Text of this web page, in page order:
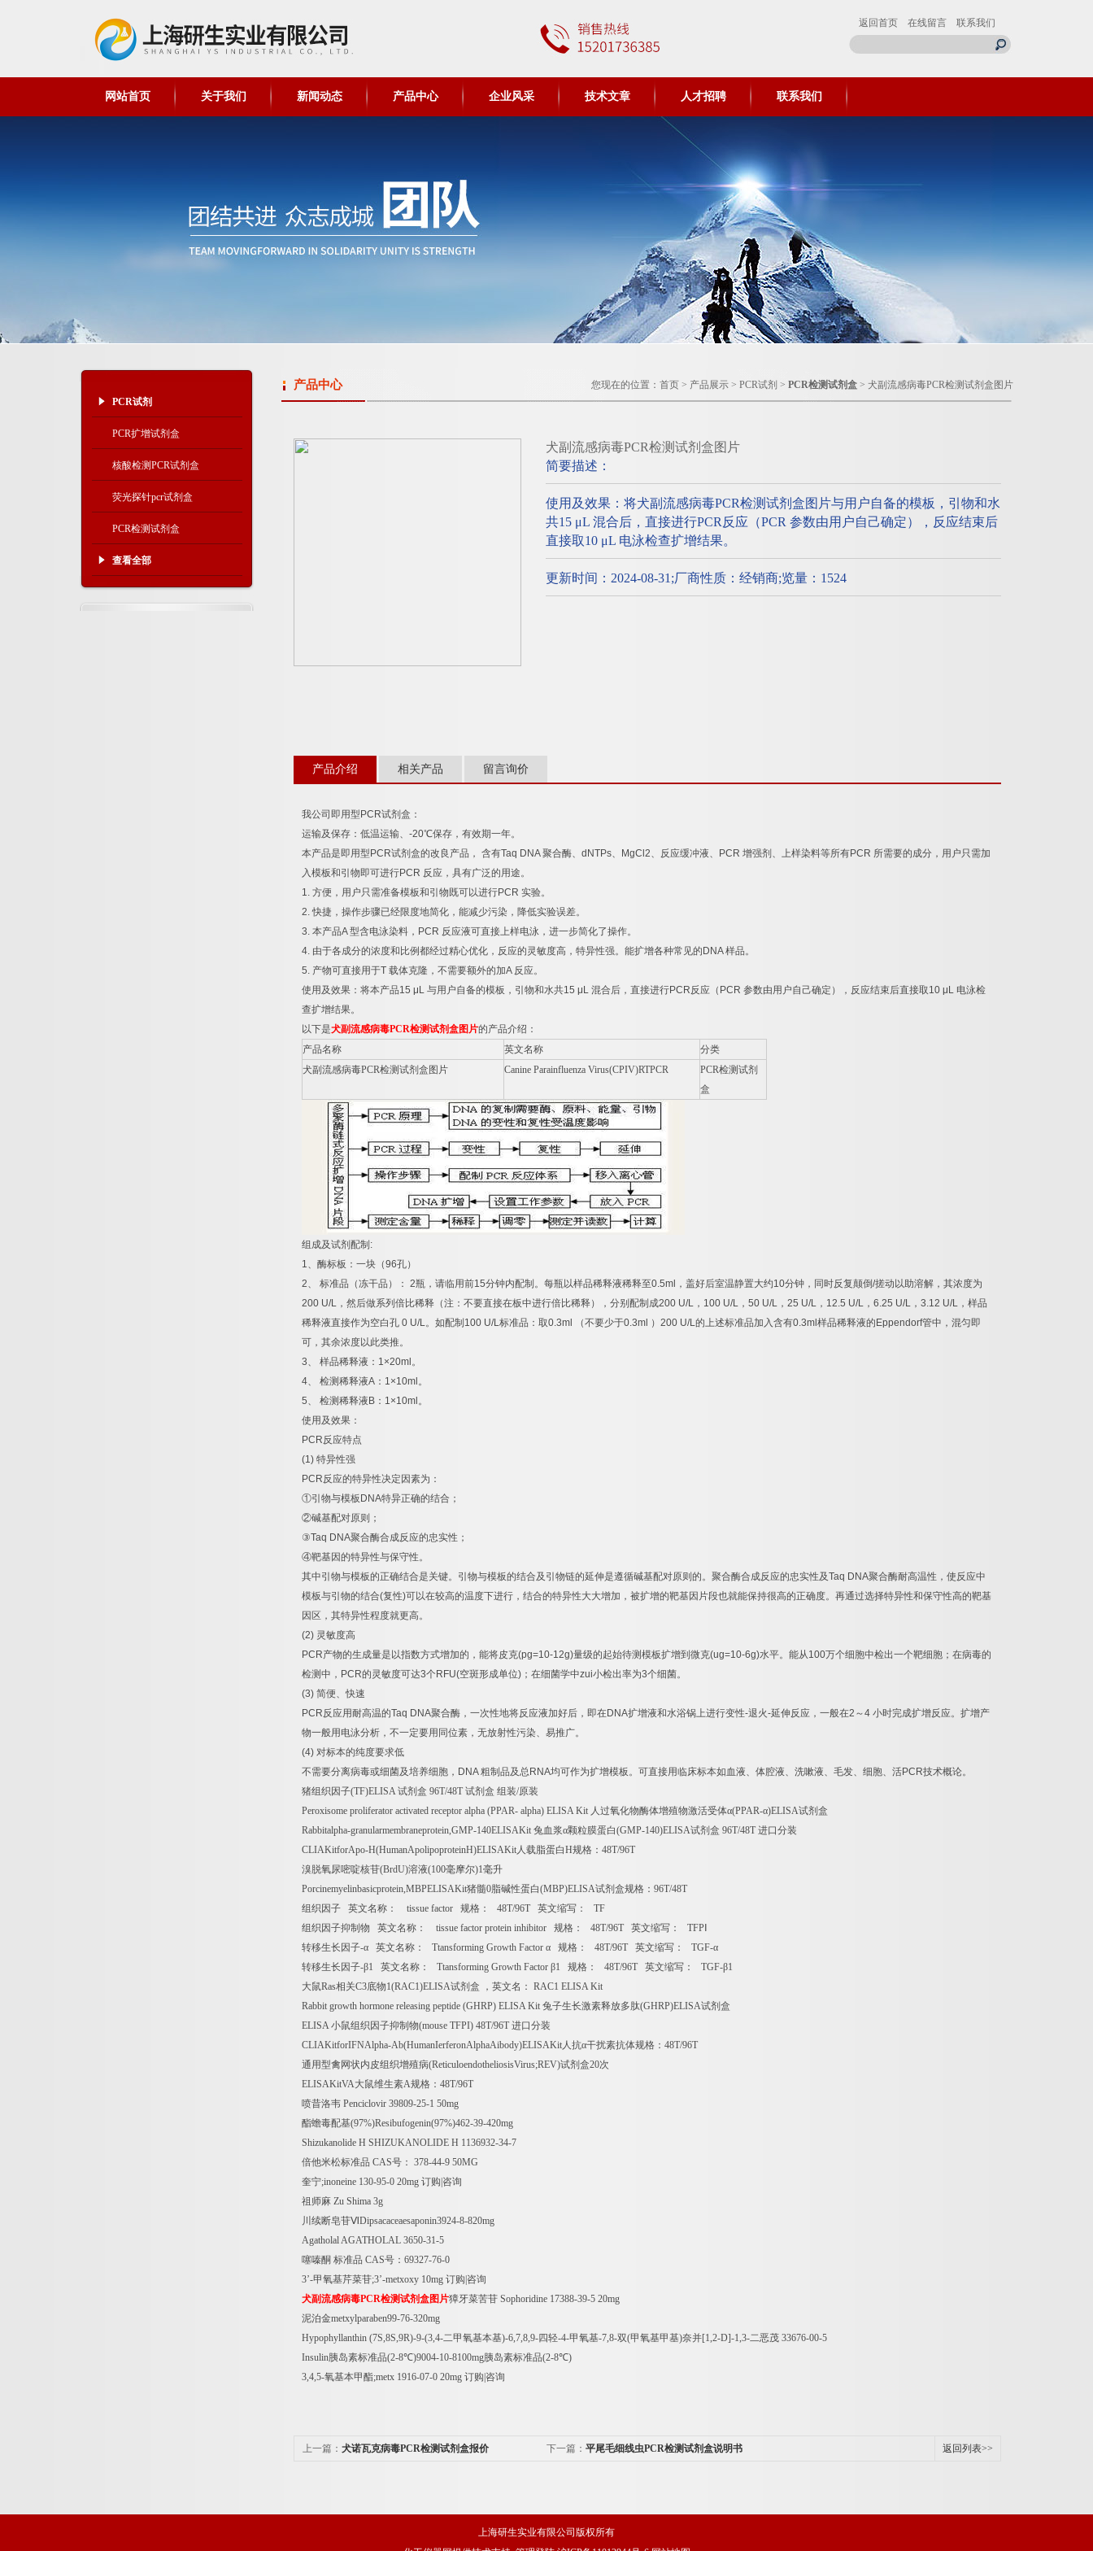
返回首页 在线留言 联系我们
网站首页 关于我们 新闻动态 产品中心 企业风采 技术文章 人才招聘 联系我们
PCR试剂
PCR扩增试剂盒
核酸检测PCR试剂盒
荧光探针pcr试剂盒
PCR检测试剂盒
查看全部
产品中心 您现在的位置： 首页 > 产品展示 > PCR试剂 > PCR检测试剂盒 > 犬副流感病毒PCR检测试剂盒图片
犬副流感病毒PCR检测试剂盒图片
简要描述：
使用及效果：将犬副流感病毒PCR检测试剂盒图片与用户自备的模板，引物和水
共15 μL 混合后，直接进行PCR反应（PCR 参数由用户自己确定），反应结束后
直接取10 μL 电泳检查扩增结果。
更新时间：2024-08-31;厂商性质：经销商;览量：1524
产品介绍 相关产品 留言询价
我公司即用型 PCR试剂盒：
运输及保存：低温运输、 -20℃保存，有效期一年。
本产品是即用型 PCR试剂盒的改良产品， 含有Taq DNA聚合酶、 dNTPs、 MgCl2、反应缓冲液、 PCR 增强剂、上样染料等所有PCR 所需要的成分，用户只需加
入模板和引物即可进行PCR 反应，具有广泛的用途。
1. 方便，用户只需准备模板和引物既可以进行PCR 实验。
2.快捷，操作步骤已经限度地简化，能减少污染，降低实验误差。
3. 本产品A型含电泳染料， PCR 反应液可直接上样电泳，进一步简化了操作。
4. 由于各成分的浓度和比例都经过精心优化，反应的灵敏度高，特异性强。能扩增各种常见的 DNA样品。
5. 产物可直接用于T 载体克隆，不需要额外的加A 反应。
使用及效果：将本产品15 μL 与用户自备的模板，引物和水共15 μL 混合后，直接进行PCR反应（ PCR 参数由用户自己确定），反应结束后直接取10 μL 电泳检
查扩增结果。
以下是犬副流感病毒PCR检测试剂盒图片的产品介绍：
产品名称
英文名称
分类
犬副流感病毒PCR检测试剂盒图片 Canine Parainfluenza Virus(CPIV)RTPCR PCR检测试剂
盒
组成及试剂配制 :
1、酶标板：一块（96孔）
2、 标准品（冻干品）： 2瓶，请临用前15分钟内配制。每瓶以样品稀释液稀释至0.5ml ，盖好后室温静置大约10分钟，同时反复颠倒/搓动以助溶解，其浓度为
200 U/L ，然后做系列倍比稀释（注：不要直接在板中进行倍比稀释），分别配制成200 U/L ， 100 U/L ， 50 U/L ， 25 U/L ， 12.5 U/L ， 6.25 U/L ， 3.12 U/L ，样品
稀释液直接作为空白孔 0 U/L。如配制 100 U/L标准品：取0.3ml （不要少于0.3ml ） 200 U/L的上述标准品加入含有0.3ml 样品稀释液的 Eppendorf管中，混匀即
可，其余浓度以此类推。
3、 样品稀释液： 1×20ml 。
4、 检测稀释液A ： 1×10ml 。
5、 检测稀释液 B ： 1×10ml 。
使用及效果：
PCR反应特点
(1) 特异性强
PCR反应的特异性决定因素为：
①引物与模板 DNA特异正确的结合；
②碱基配对原则；
③Taq DNA聚合酶合成反应的忠实性；
④靶基因的特异性与保守性。
其中引物与模板的正确结合是关键。引物与模板的结合及引物链的延伸是遵循碱基配对原则的。聚合酶合成反应的忠实性及Taq DNA聚合酶耐高温性，使反应中
模板与引物的结合(复性)可以在较高的温度下进行，结合的特异性大大增加，被扩增的靶基因片段也就能保持很高的正确度。再通过选择特异性和保守性高的靶基
因区，其特异性程度就更高。
(2) 灵敏度高
PCR产物的生成量是以指数方式增加的，能将皮克(pg=10-12g)量级的起始待测模板扩增到微克(ug=10-6g)水平。能从100万个细胞中检出一个靶细胞；在病毒的
检测中， PCR的灵敏度可达3个 RFU(空斑形成单位) ；在细菌学中zui小检出率为3个细菌。
(3) 简便、快速
PCR反应用耐高温的Taq DNA聚合酶，一次性地将反应液加好后，即在DNA扩增液和水浴锅上进行变性-退火-延伸反应，一般在2 ～4 小时完成扩增反应。扩增产
物一般用电泳分析，不一定要用同位素，无放射性污染、易推广。
(4) 对标本的纯度要求低
不需要分离病毒或细菌及培养细胞， DNA粗制品及总 RNA均可作为扩增模板。可直接用临床标本如血液、体腔液、洗嗽液、毛发、细胞、活PCR技术概论。
猪组织因子(TF)ELISA试剂盒 96T/48T 试剂盒 组装/原装
Peroxisome proliferator activated receptor alpha (PPAR- alpha) ELISA Kit 人过氧化物酶体增殖物激活受体α(PPAR-α)ELISA试剂盒
Rabbitalpha-granularmembraneprotein,GMP-140ELISAKit 兔血浆α颗粒膜蛋白(GMP-140)ELISA试剂盒 96T/48T 进口分装
CLIAKitforApo-H(HumanApolipoproteinH)ELISAKit人载脂蛋白H规格： 48T/96T
溴脱氧尿嘧啶核苷(BrdU)溶液(100毫摩尔)1毫升
Porcinemyelinbasicprotein,MBPELISAKit猪髓0脂碱性蛋白(MBP)ELISA试剂盒规格： 96T/48T
组织因子
英文名称： tissue factor 规格： 48T/96T 英文缩写：
TF
组织因子抑制物
英文名称： tissue factor protein inhibitor 规格： 48T/96T 英文缩写： TFP
转移生长因子-α 英文名称： Ttansforming Growth Factor α 规格： 48T/96T 英文缩写： TGF-α
转移生长因子-β1 英文名称： Ttansforming Growth Factor β1 规格： 48T/96T 英文缩写： TGF-β1
大鼠Ras相关C3底物1(RAC1)ELISA试剂盒 ，英文名： RAC1 ELISA Kit
Rabbit growth hormone releasing peptide (GHRP) ELISA Kit 兔子生长激素释放多肽(GHRP)ELISA试剂盒
ELISA小鼠组织因子抑制物(mouse TFPI) 48T/96T 进口分装
CLIAKitforIFNAlpha-Ab(HumanIerferonAlphaAibody)ELISAKit人抗α干扰素抗体规格： 48T/96T
通用型禽网状内皮组织增殖病(ReticuloendotheliosisVirus;REV)试剂盒20次
ELISAKitVA大鼠维生素A规格： 48T/96T
喷昔洛韦 Penciclovir 39809-25-1 50mg
酯蟾毒配基(97%)Resibufogenin(97%)462-39-420mg
Shizukanolide H SHIZUKANOLIDE H 1136932-34-7
倍他米松标准品 CAS号： 378-44-9 50MG
奎宁;inoneine 130-95-0 20mg 订购 咨询
祖师麻 Zu Shima 3g
川续断皂苷Ⅵ Dipsacaceaesaponin3924-8-820mg
Agatholal AGATHOLAL 3650-31-5
噻嗪酮 标准品 CAS号： 69327-76-0
3’-甲氧基芹菜苷;3’-metxoxy 10mg 订购 咨询
犬副流感病毒PCR检测试剂盒图片獐牙菜苦苷 Sophoridine 17388-39-5 20mg
泥泊金metxylparaben99-76-320mg
Hypophyllanthin (7S,8S,9R)-9-(3,4-二甲氧基本基)-6,7,8,9-四轻-4-甲氧基-7,8-双(甲氧基甲基)奈并[1,2-D]-1,3-二恶茂 33676-00-5
Insulin胰岛素标准品(2-8℃)9004-10-8100mg胰岛素标准品(2-8℃)
3,4,5-氧基本甲酯;metx 1916-07-0 20mg 订购 咨询
上一篇： 犬诺瓦克病毒PCR检测试剂盒报价 下一篇： 平尾毛细线虫PCR检测试剂盒说明书 返回列表>>
上海研生实业有限公司版权所有